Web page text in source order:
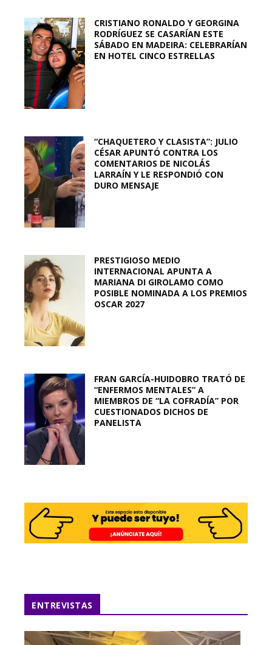
CRISTIANO RONALDO Y GEORGINA
RODRÍGUEZ SE CASARÍAN ESTE
SÁBADO EN MADEIRA: CELEBRARÍAN
EN HOTEL CINCO ESTRELLAS
“CHAQUETERO Y CLASISTA”: JULIO
CÉSAR APUNTÓ CONTRA LOS
COMENTARIOS DE NICOLÁS
LARRAÍN Y LE RESPONDIÓ CON
DURO MENSAJE
PRESTIGIOSO MEDIO
INTERNACIONAL APUNTA A
MARIANA DI GIROLAMO COMO
POSIBLE NOMINADA A LOS PREMIOS
OSCAR 2027
FRAN GARCÍA-HUIDOBRO TRATÓ DE
“ENFERMOS MENTALES” A
MIEMBROS DE “LA COFRADÍA” POR
CUESTIONADOS DICHOS DE
PANELISTA
ENTREVISTAS